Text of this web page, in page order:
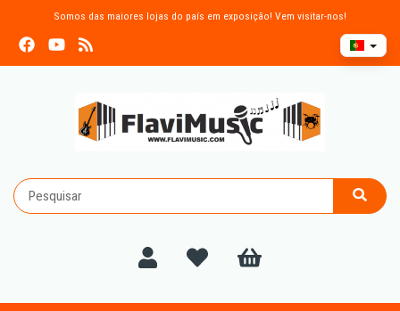
Somos das maiores lojas do país em exposição! Vem visitar-nos!